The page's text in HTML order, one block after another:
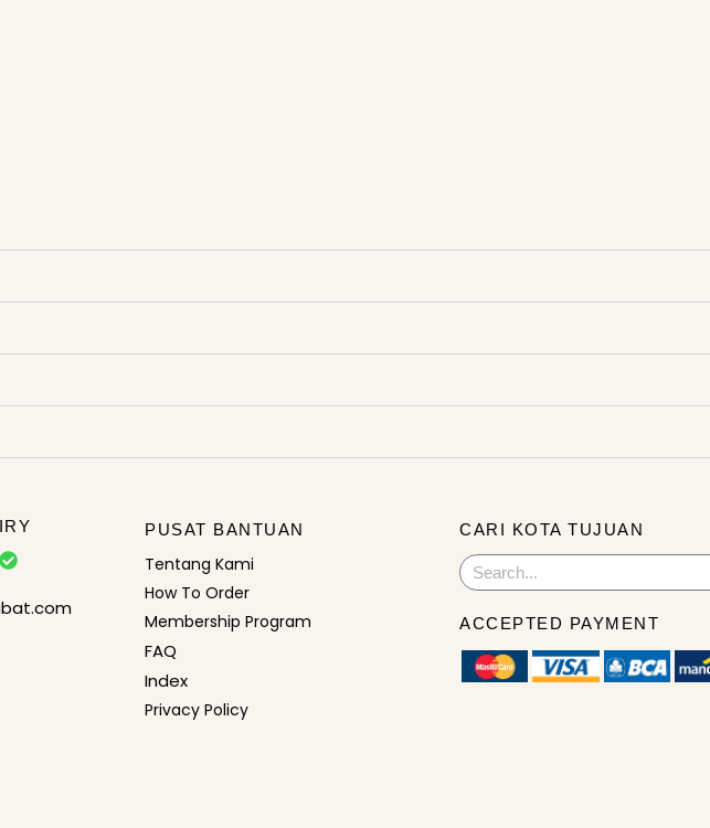
PUSAT BANTUAN
Tentang Kami
How To Order
Membership Program
FAQ
Index
Privacy Policy
CARI KOTA TUJUAN
Search
ACCEPTED PAYMENT